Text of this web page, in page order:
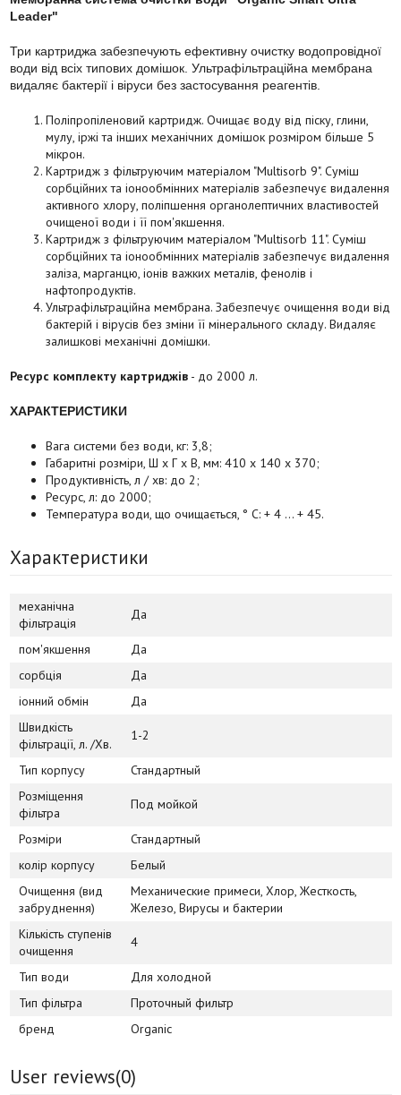
Leader"
Три картриджа забезпечують ефективну очистку водопровідної
води від всіх типових домішок. Ультрафільтраційна мембрана
видаляє бактерії і віруси без застосування реагентів.
Поліпропіленовий картридж. Очищає воду від піску, глини,
мулу, іржі та інших механічних домішок розміром більше 5
мікрон.
Картридж з фільтруючим матеріалом "Multisorb 9". Суміш
сорбційних та іонообмінних матеріалів забезпечує видалення
активного хлору, поліпшення органолептичних властивостей
очищеної води і її пом'якшення.
Картридж з фільтруючим матеріалом "Multisorb 11". Суміш
сорбційних та іонообмінних матеріалів забезпечує видалення
заліза, марганцю, іонів важких металів, фенолів і
нафтопродуктів.
Ультрафільтраційна мембрана. Забезпечує очищення води від
бактерій і вірусів без зміни її мінерального складу. Видаляє
залишкові механічні домішки.
Ресурс комплекту картриджів- до 2000 л.
ХАРАКТЕРИСТИКИ
Вага системи без води, кг: 3,8;
Габаритні розміри, Ш х Г х В, мм: 410 x 140 x 370;
Продуктивність, л / хв: до 2;
Ресурс, л: до 2000;
Температура води, що очищається, ° С: + 4 ... + 45.
Характеристики
механічна
фільтрація
Да
пом'якшення
Да
сорбція
Да
іонний обмін
Да
Швидкість
фільтрації, л. /Хв.
1-2
Тип корпусу
Стандартный
Розміщення
фільтра
Под мойкой
Розміри
Стандартный
колір корпусу
Белый
Очищення (вид
забруднення)
Механические примеси, Хлор, Жесткость,
Железо, Вирусы и бактерии
Кількість ступенів
очищення
4
Тип води
Для холодной
Тип фільтра
Проточный фильтр
бренд
Organic
User reviews(0)